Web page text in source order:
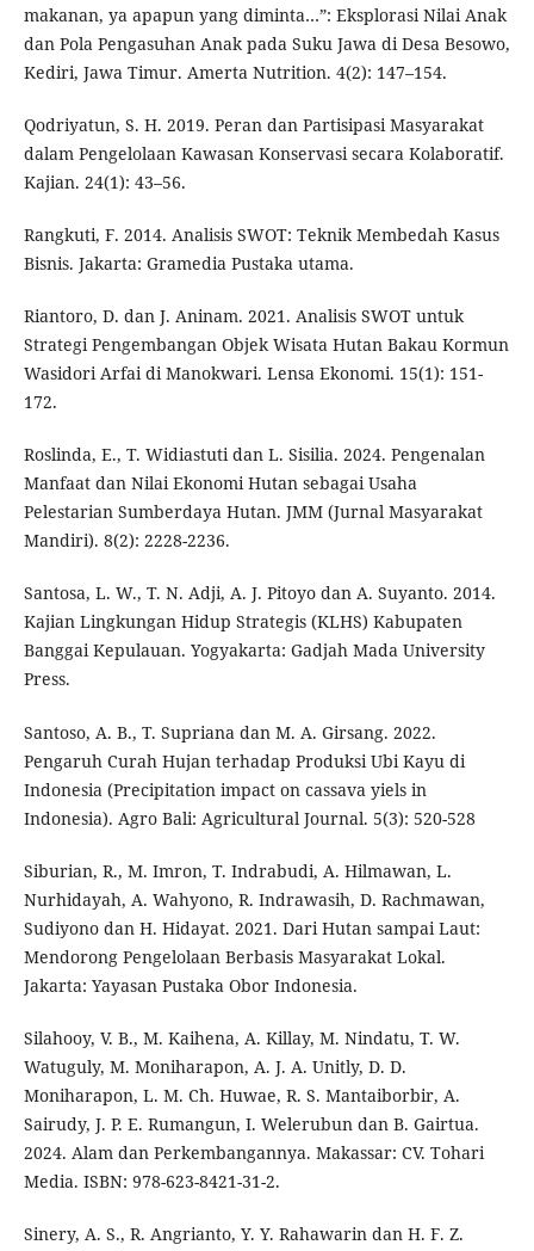
makanan, ya apapun yang diminta…”: Eksplorasi Nilai Anak
dan Pola Pengasuhan Anak pada Suku Jawa di Desa Besowo,
Kediri, Jawa Timur. Amerta Nutrition. 4(2): 147–154.
Qodriyatun, S. H. 2019. Peran dan Partisipasi Masyarakat
dalam Pengelolaan Kawasan Konservasi secara Kolaboratif.
Kajian. 24(1): 43–56.
Rangkuti, F. 2014. Analisis SWOT: Teknik Membedah Kasus
Bisnis. Jakarta: Gramedia Pustaka utama.
Riantoro, D. dan J. Aninam. 2021. Analisis SWOT untuk
Strategi Pengembangan Objek Wisata Hutan Bakau Kormun
Wasidori Arfai di Manokwari. Lensa Ekonomi. 15(1): 151-
172.
Roslinda, E., T. Widiastuti dan L. Sisilia. 2024. Pengenalan
Manfaat dan Nilai Ekonomi Hutan sebagai Usaha
Pelestarian Sumberdaya Hutan. JMM (Jurnal Masyarakat
Mandiri). 8(2): 2228-2236.
Santosa, L. W., T. N. Adji, A. J. Pitoyo dan A. Suyanto. 2014.
Kajian Lingkungan Hidup Strategis (KLHS) Kabupaten
Banggai Kepulauan. Yogyakarta: Gadjah Mada University
Press.
Santoso, A. B., T. Supriana dan M. A. Girsang. 2022.
Pengaruh Curah Hujan terhadap Produksi Ubi Kayu di
Indonesia (Precipitation impact on cassava yiels in
Indonesia). Agro Bali: Agricultural Journal. 5(3): 520-528
Siburian, R., M. Imron, T. Indrabudi, A. Hilmawan, L.
Nurhidayah, A. Wahyono, R. Indrawasih, D. Rachmawan,
Sudiyono dan H. Hidayat. 2021. Dari Hutan sampai Laut:
Mendorong Pengelolaan Berbasis Masyarakat Lokal.
Jakarta: Yayasan Pustaka Obor Indonesia.
Silahooy, V. B., M. Kaihena, A. Killay, M. Nindatu, T. W.
Watuguly, M. Moniharapon, A. J. A. Unitly, D. D.
Moniharapon, L. M. Ch. Huwae, R. S. Mantaiborbir, A.
Sairudy, J. P. E. Rumangun, I. Welerubun dan B. Gairtua.
2024. Alam dan Perkembangannya. Makassar: CV. Tohari
Media. ISBN: 978-623-8421-31-2.
Sinery, A. S., R. Angrianto, Y. Y. Rahawarin dan H. F. Z.